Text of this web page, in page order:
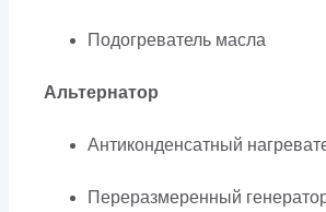
Подогреватель масла
Альтернатор
Антиконденсатный
Переразмеренный